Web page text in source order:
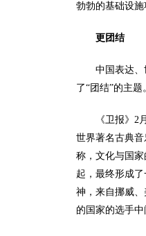
勃勃的基础设施
更团结
中国表达
了“团结”的主题
《卫报》
世界著名古典
称，文化与国
起，最终形成
神，来自挪威
的国家的选手中